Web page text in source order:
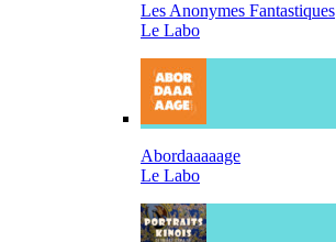
Les Anonymes Fantastiques
Le Labo
Abordaaaaage
Le Labo